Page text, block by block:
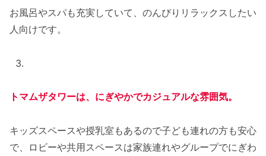
お風呂やスパも充実していて、のんびりリラックスしたい
人向けです。
トマムザタワーは、にぎやかでカジュアルな雰囲気。
キッズスペースや授乳室もあるので子ども連れの方も安心
で、ロビーや共用スペースは家族連れやグループでにぎわ